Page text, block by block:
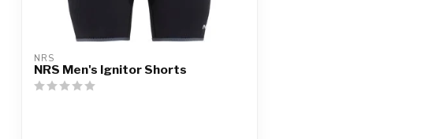
NRS
NRS Men's Ignitor Shorts